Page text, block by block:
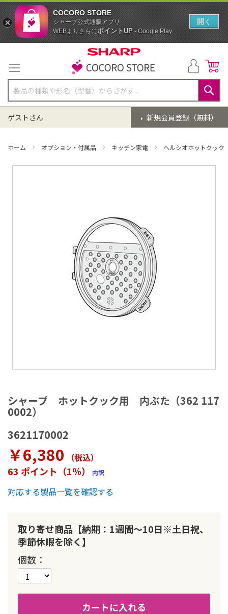
テ
ン
ツ
に
ス
キ
ッ
検
索
新規会員登録（無料）
ゲストさん
ホーム オプション・付属品 キッチン家電 ヘルシオホットクッ
シャープ ホットクック用 内ぶた（362 117
0002）
3621170002
￥6,380 （税込）
63 ポイント（1％） 内訳
対応する製品一覧を確認する
取り寄せ商品【納期：1週間～10日※土日祝、
季節休暇を除く】
個数
カートに入れる
メ
ー
ジ
ャ
リ
ー
の
最
初
動
す
る
COCORO STORE
シャープ公式通販アプリ
WEBよりさらにポイントUP- Google Play
開く